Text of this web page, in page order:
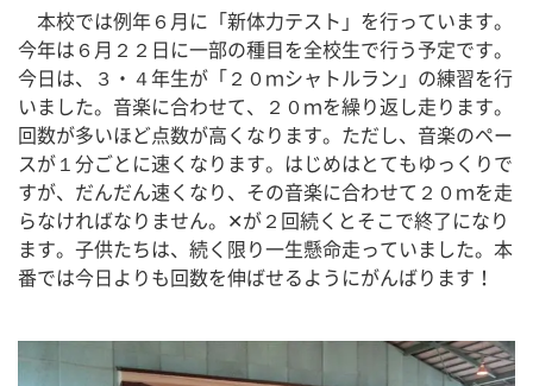
本校では例年６月に「新体力テスト」を行っています。
今年は６月２２日に一部の種目を全校生で行う予定です。
今日は、３・４年生が「２０ｍシャトルラン」の練習を行
いました。音楽に合わせて、２０ｍを繰り返し走ります。
回数が多いほど点数が高くなります。ただし、音楽のペー
スが１分ごとに速くなります。はじめはとてもゆっくりで
すが、だんだん速くなり、その音楽に合わせて２０ｍを走
らなければなりません。✕が２回続くとそこで終了になり
ます。子供たちは、続く限り一生懸命走っていました。本
番では今日よりも回数を伸ばせるようにがんばります！